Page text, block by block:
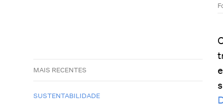
MAIS RECENTES
SUSTENTABILIDADE